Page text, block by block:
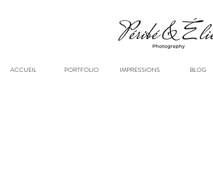
ACCUEIL PORTFOLIO IMPRESSIONS BLOG